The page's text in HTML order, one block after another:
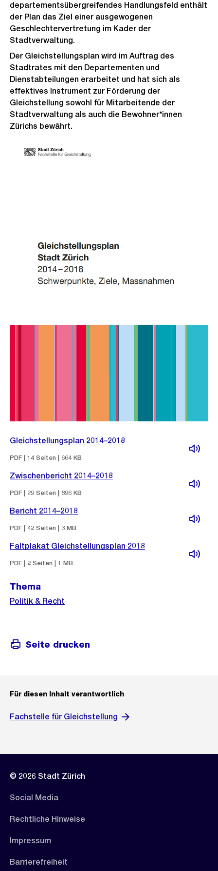
departementsübergreifendes Handlungsfeld enthält
der Plan das Ziel einer ausgewogenen
Geschlechtervertretung im Kader der
Stadtverwaltung.
Der Gleichstellungsplan wird im Auftrag des
Stadtrates mit den Departementen und
Dienstabteilungen erarbeitet und hat sich als
effektives Instrument zur Förderung der
Gleichstellung sowohl für Mitarbeitende der
Stadtverwaltung als auch die Bewohner*innen
Zürichs bewährt.
Gleichstellungsplan 2014–2018
PDF | 14 Seiten | 664 KB
Zwischenbericht 2014–2018
PDF | 29 Seiten | 896 KB
Bericht 2014–2018
PDF | 42 Seiten | 3 MB
Faltplakat Gleichstellungsplan 2018
PDF | 2 Seiten | 1 MB
Thema
Politik & Recht
Seite drucken
Für diesen Inhalt verantwortlich
Fachstelle für Gleichstellung
© 2026 Stadt Zürich
Social Media
Rechtliche Hinweise
Impressum
Barrierefreiheit